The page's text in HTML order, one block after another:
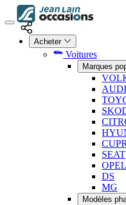
Acheter
Voitures
Marques
AUDI
SEAT
OPEL
DS
MG
Modèles